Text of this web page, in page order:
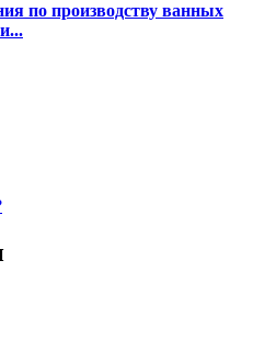
по производству ванных